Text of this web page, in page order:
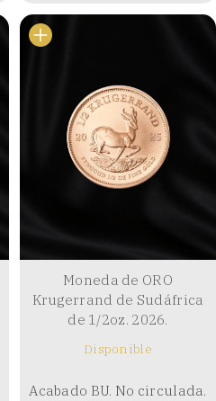
Moneda de ORO
Krugerrand de Sudáfrica
de 1/2oz. 2026.
Disponible
Acabado BU. No circulada.